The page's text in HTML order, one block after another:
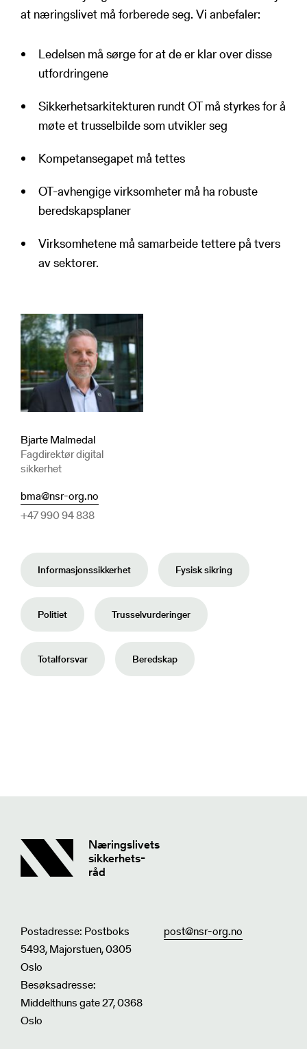
at næringslivet må forberede seg. Vi anbefaler:
Ledelsen må sørge for at de er klar over disse
utfordringene
Sikkerhetsarkitekturen rundt OT må styrkes for å
møte et trusselbilde som utvikler seg
Kompetansegapet må tettes
OT-avhengige virksomheter må ha robuste
beredskapsplaner
Virksomhetene må samarbeide tettere på tvers
av sektorer.
Bjarte Malmedal
Fagdirektør digital
sikkerhet
bma@nsr-org.no
+47 990 94 838
Informasjonssikkerhet Fysisk sikring
Politiet Trusselvurderinger
Totalforsvar Beredskap
Næringslivets
sikkerhets-
råd
Postadresse: Postboks
5493, Majorstuen, 0305
Oslo
Besøksadresse:
Middelthuns gate 27, 0368
Oslo
post@nsr-org.no